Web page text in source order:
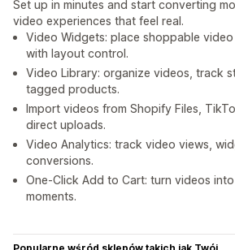
Set up in minutes and start converting
video experiences that feel real.
Video Widgets: place shoppable
with layout control.
Video Library: organize videos, track
tagged products.
Import videos from Shopify Files,
direct uploads.
Video Analytics: track video views,
conversions.
One-Click Add to Cart: turn videos
moments.